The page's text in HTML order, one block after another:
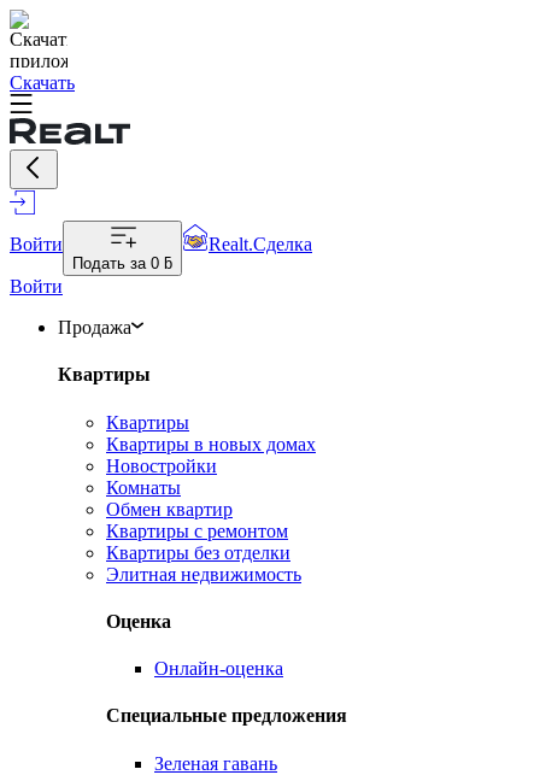
Скачать
Войти
Подать за 0 ƃ
Realt.Сделка
Войти
Продажа
Квартиры
Квартиры
Квартиры в новых домах
Новостройки
Комнаты
Обмен квартир
Квартиры с ремонтом
Квартиры без отделки
Элитная недвижимость
Оценка
Онлайн-оценка
Специальные предложения
Зеленая гавань